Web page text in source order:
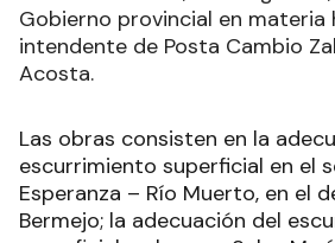
Gobierno provincial en materia
intendente de Posta Cambio
Acosta.
Las obras consisten en la
escurrimiento superficial en el
Esperanza – Río Muerto, en el
Bermejo; la adecuación del